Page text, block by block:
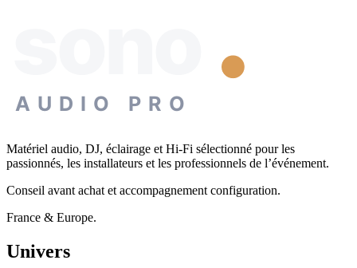
AUDIO PRO
Matériel audio, DJ, éclairage et Hi-Fi sélectionné pour les
passionnés, les installateurs et les professionnels de l’événement.
Conseil avant achat et accompagnement configuration.
France & Europe.
Univers